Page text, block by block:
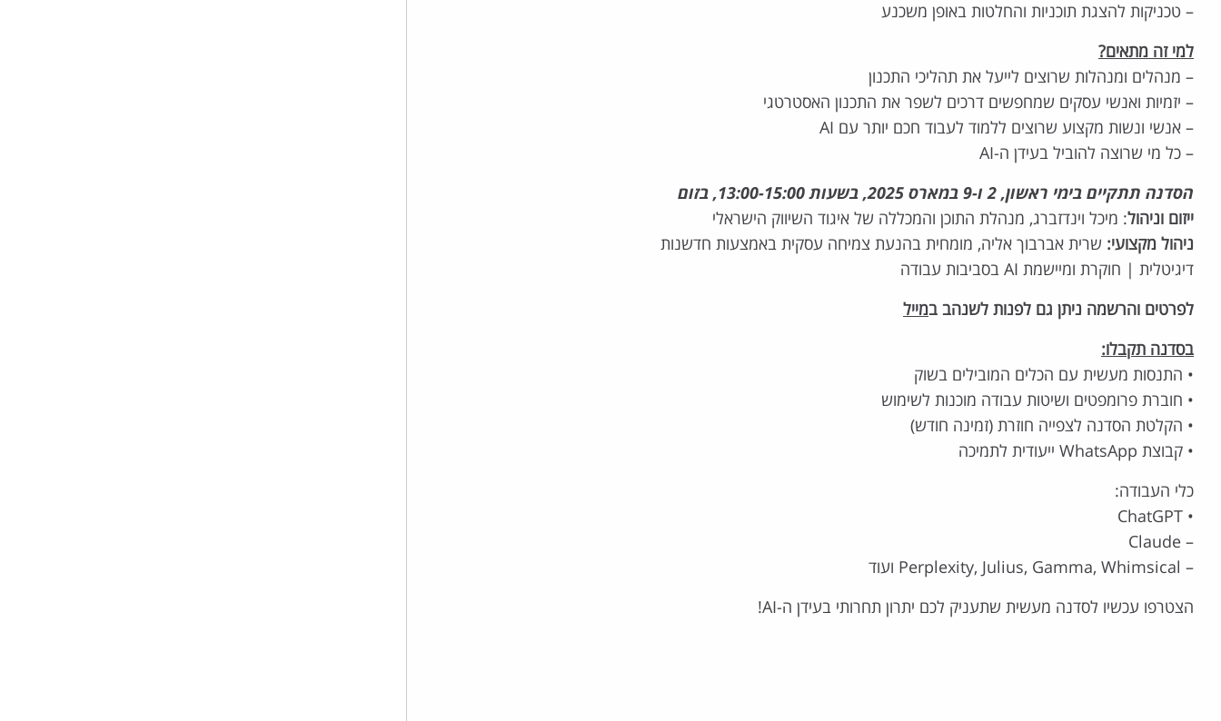
– טכניקות להצגת תוכניות והחלטות באופן משכנע
למי זה מתאים?
– מנהלים ומנהלות שרוצים לייעל את תהליכי התכנון
– יזמיות ואנשי עסקים שמחפשים דרכים לשפר את התכנון האסטרטגי
– אנשי ונשות מקצוע שרוצים ללמוד לעבוד חכם יותר עם AI
– כל מי שרוצה להוביל בעידן ה-AI
הסדנה תתקיים בימי ראשון, 2 ו-9 במארס 2025, בשעות 13:00-15:00, בזום
ייזום וניהול: מיכל וינדזברג, מנהלת התוכן והמכללה של איגוד השיווק הישראלי
ניהול מקצועי: שרית אברבוך אליה, מומחית בהנעת צמיחה עסקית באמצעות חדשנות
דיגיטלית | חוקרת ומיישמת AI בסביבות עבודה
לפרטים והרשמה ניתן גם לפנות לשנהב במייל
בסדנה תקבלו:
• התנסות מעשית עם הכלים המובילים בשוק
• חוברת פרומפטים ושיטות עבודה מוכנות לשימוש
• הקלטת הסדנה לצפייה חוזרת (זמינה חודש)
• קבוצת WhatsApp ייעודית לתמיכה
כלי העבודה:
• ChatGPT
– Claude
– Perplexity, Julius, Gamma, Whimsical ועוד
הצטרפו עכשיו לסדנה מעשית שתעניק לכם יתרון תחרותי בעידן ה-AI!